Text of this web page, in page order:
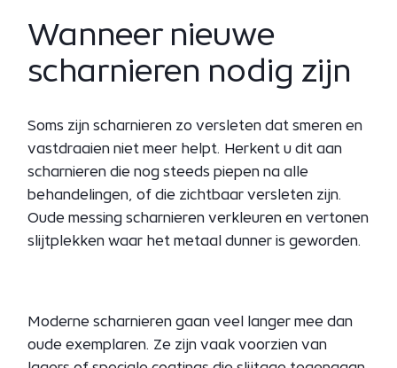
Wanneer nieuwe
scharnieren nodig zijn
Soms zijn scharnieren zo versleten dat smeren en
vastdraaien niet meer helpt. Herkent u dit aan
scharnieren die nog steeds piepen na alle
behandelingen, of die zichtbaar versleten zijn.
Oude messing scharnieren verkleuren en vertonen
slijtplekken waar het metaal dunner is geworden.
Moderne scharnieren gaan veel langer mee dan
oude exemplaren. Ze zijn vaak voorzien van